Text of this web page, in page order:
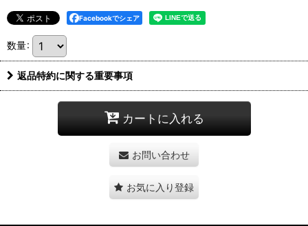
Facebookでシェア
数量:
返品特約に関する重要事項
カートに入れる
お問い合わせ
お気に入り登録